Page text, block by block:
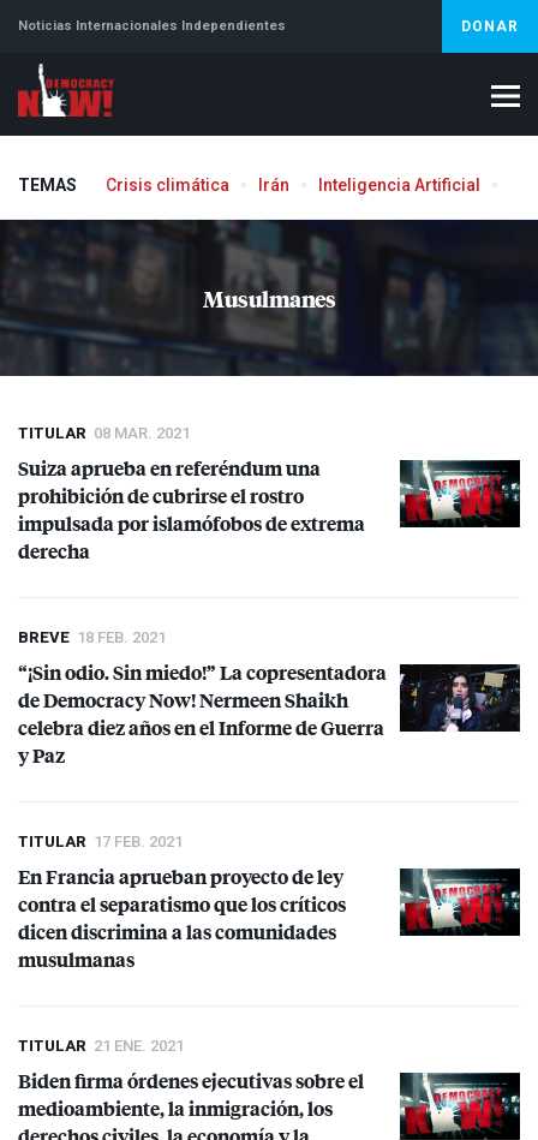
Noticias Internacionales Independientes DONAR
TEMAS Crisis climática Irán Inteligencia Artificial
Musulmanes
TITULAR 08 MAR. 2021
Suiza aprueba en referéndum una
prohibición de cubrirse el rostro
impulsada por islamófobos de extrema
derecha
BREVE 18 FEB. 2021
“¡Sin odio. Sin miedo!” La copresentadora
de Democracy Now! Nermeen Shaikh
celebra diez años en el Informe de Guerra
y Paz
TITULAR 17 FEB. 2021
En Francia aprueban proyecto de ley
contra el separatismo que los críticos
dicen discrimina a las comunidades
musulmanas
TITULAR 21 ENE. 2021
Biden firma órdenes ejecutivas sobre el
medioambiente, la inmigración, los